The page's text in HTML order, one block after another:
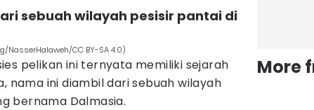
sebuah wilayah pesisir pantai di
NasserHalaweh/CC BY-SA 4.0)
pelikan ini ternyata memiliki sejarah
nama ini diambil dari sebuah wilayah
bernama Dalmasia.
More